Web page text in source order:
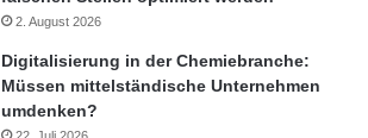
2. August 2026
Digitalisierung in der Chemiebranche:
Müssen mittelständische Unternehmen
umdenken?